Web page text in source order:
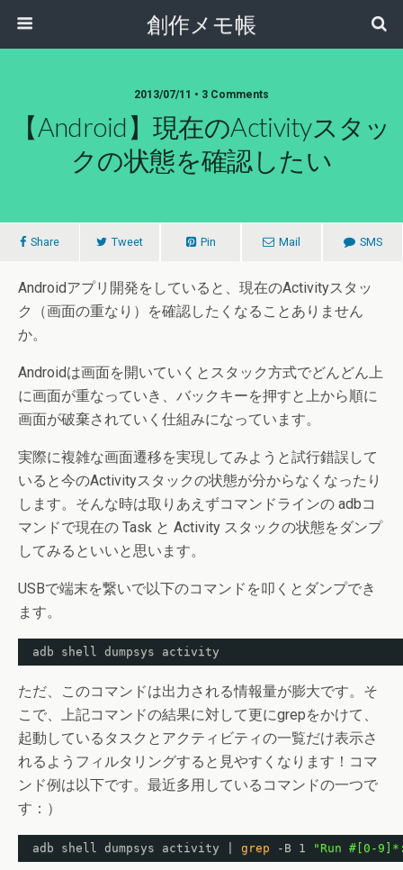
創作メモ帳
2013/07/11 • 3 Comments
【Android】現在のActivityスタッ
クの状態を確認したい
Share Tweet Pin Mail SMS
Androidアプリ開発をしていると、現在のActivityスタッ
ク（画面の重なり）を確認したくなることありません
か。
Androidは画面を開いていくとスタック方式でどんどん上
に画面が重なっていき、バックキーを押すと上から順に
画面が破棄されていく仕組みになっています。
実際に複雑な画面遷移を実現してみようと試行錯誤して
いると今のActivityスタックの状態が分からなくなったり
します。そんな時は取りあえずコマンドラインの adbコ
マンドで現在の Task と Activity スタックの状態をダンプ
してみるといいと思います。
USBで端末を繋いで以下のコマンドを叩くとダンプでき
ます。
adb shell dumpsys activity
ただ、このコマンドは出力される情報量が膨大です。そ
こで、上記コマンドの結果に対して更にgrepをかけて、
起動しているタスクとアクティビティの一覧だけ表示さ
れるようフィルタリングすると見やすくなります！コマ
ンド例は以下です。最近多用しているコマンドの一つで
す：）
adb shell dumpsys activity | grep -B 1 "Run #[0-